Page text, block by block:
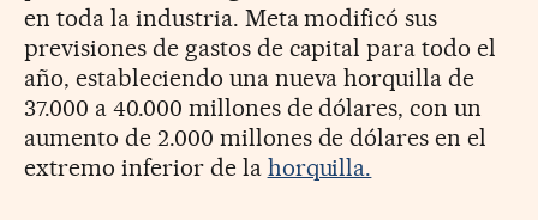
en toda la industria. Meta modificó sus
previsiones de gastos de capital para todo el
año, estableciendo una nueva horquilla de
37.000 a 40.000 millones de dólares, con un
aumento de 2.000 millones de dólares en el
extremo inferior de la horquilla.